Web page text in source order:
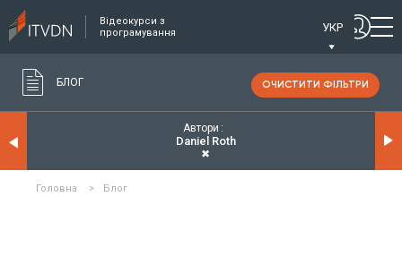
Відеокурси з
програмування
УКР
БЛОГ ОЧИСТИТИ ФІЛЬТРИ
Автори
Daniel Roth
✖
Головна > Блог